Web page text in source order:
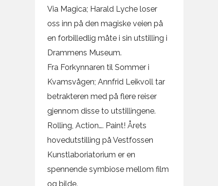
Via Magica; Harald Lyche loser
oss inn på den magiske veien på
en forbilledlig måte i sin utstilling i
Drammens Museum.
Fra Forkynnaren til Sommer i
Kvamsvågen; Annfrid Leikvoll tar
betrakteren med på flere reiser
gjennom disse to utstillingene.
Rolling, Action…. Paint! Årets
hovedutstilling på Vestfossen
Kunstlaboriatorium er en
spennende symbiose mellom film
og bilde.